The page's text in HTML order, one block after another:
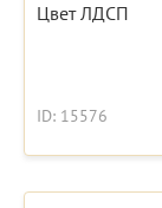
Цвет ЛДСП
ID: 15576